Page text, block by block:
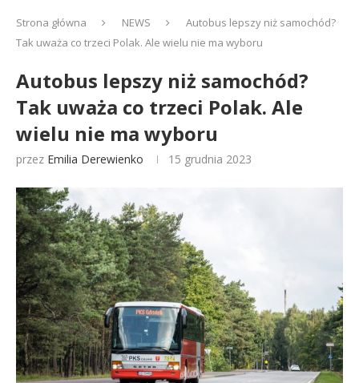
Strona główna NEWS
Autobus lepszy niż samochód?
Tak uważa co trzeci Polak. Ale wielu nie ma wyboru
Autobus lepszy niż samochód?
Tak uważa co trzeci Polak. Ale
wielu nie ma wyboru
przez Emilia Derewienko 15 grudnia 2023